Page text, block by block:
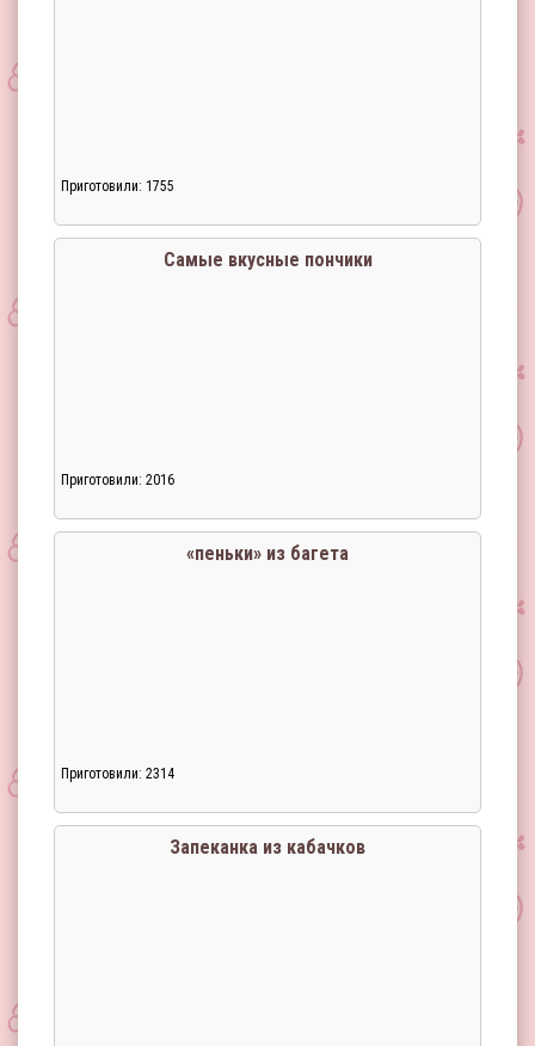
Приготовили: 1755
Самые вкусные пончики
Приготовили: 2016
«пеньки» из багета
Приготовили: 2314
Запеканка из кабачков